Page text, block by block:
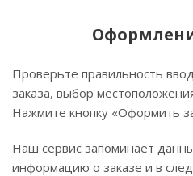
Проверьте правильность
заказа, выбор
Нажмите кнопку «Оформить
Наш сервис запоминает
информацию о заказе и в